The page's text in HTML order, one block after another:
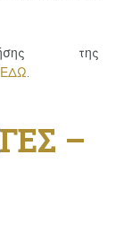
της
ΕΔΩ
–